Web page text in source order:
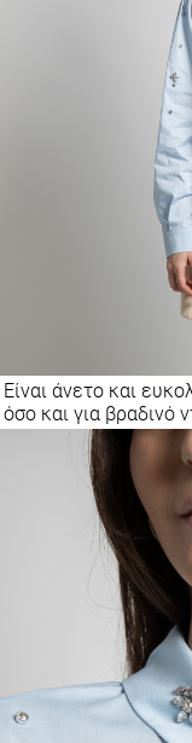
Είναι άνετο και
όσο και για βραδινό